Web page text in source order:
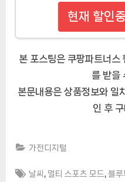
현재 할인
본 포스팅은 쿠팡파트너스
를 받을
본문내용은 상품정보와 일
인 후
가전디지털
Tags:
날씨 멀티 스포츠 모드 ,블루